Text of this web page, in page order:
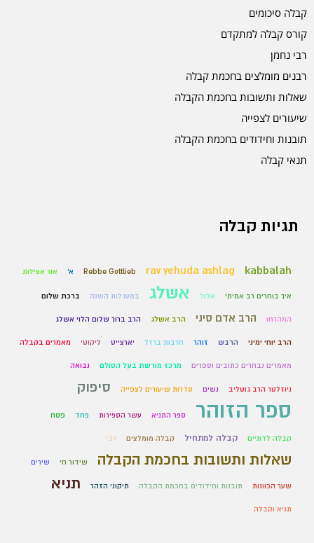
קבלה סיכומים
קורס קבלה למתקדם
רבי נחמן
רבנים מומלצים בחכמת קבלה
שאלות ותשובות בחכמת הקבלה
שיעורים לצפייה
תובנות וחידודים בחכמת הקבלה
תנאי קבלה
תגיות קבלה
kabbalah
rav yehuda ashlag
Rebbe Gottlieb א' אור אצילות
איך בוחרים רב אמיתי אלול אשלג במעגלות השנה ברכת שלום
המהרחו הרב אדם סיני הרב אשלג הרב ברוך שלום הלוי אשלג
הרב יוחי ימיני הרבש זוהר חרבות ברזל יארצייט ליקוטי מאמרים בקבלה
מאמרים נבחרים כתובים וספרים מרכז מורשת בעל הסולם נבואה
ניוזלטר הרב גוטליב נשים סדרות שיעורים לצפייה סיפוק
ספר הזוהר ספר התניא עשר הספירות פחד פסח
קבלה לדתיים קבלה למתחיל קבלה מומלצים רבי
שאלות ותשובות בחכמת הקבלה שידור חי שירים
שער הכוונות תובנות וחידודים בחכמת הקבלה תיקוני הזהר תניא
תניא וקבלה